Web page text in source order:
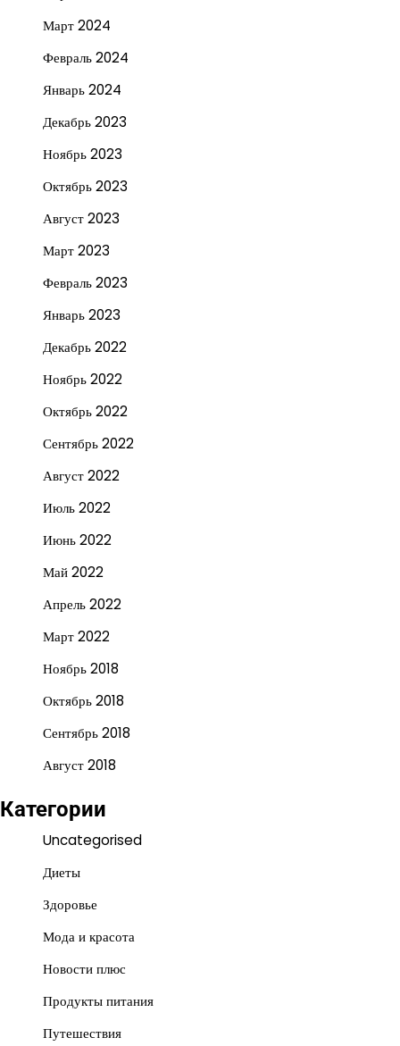
Март 2024
Февраль 2024
Январь 2024
Декабрь 2023
Ноябрь 2023
Октябрь 2023
Август 2023
Март 2023
Февраль 2023
Январь 2023
Декабрь 2022
Ноябрь 2022
Октябрь 2022
Сентябрь 2022
Август 2022
Июль 2022
Июнь 2022
Май 2022
Апрель 2022
Март 2022
Ноябрь 2018
Октябрь 2018
Сентябрь 2018
Август 2018
Категории
Uncategorised
Диеты
Здоровье
Мода и красота
Новости плюс
Продукты питания
Путешествия